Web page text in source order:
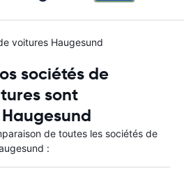
voitures Haugesund
sociétés de
sont
de toutes les sociétés de
: